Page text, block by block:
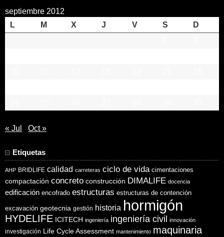
septiembre 2012
L
M X J V S
D
« Jul Oct »
Etiquetas
AHP BRIDLIFE calidad carreteras ciclo de vida cimentaciones
compactación concreto construcción DIMALIFE docencia
edificación encofrado estructuras estructuras de contención
excavación geotecnia gestión historia hormigón
HYDELIFE ICITECH ingeniería ingeniería civil innovación
investigación Life Cycle Assessment mantenimiento maquinaria